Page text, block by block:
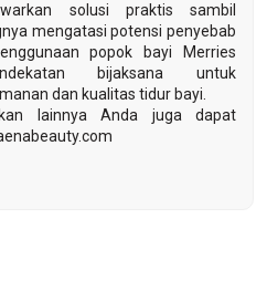
solusi praktis sambil
mengatasi potensi penyebab
popok bayi Merries
bijaksana untuk
dan kualitas tidur bayi.
lainnya Anda juga dapat